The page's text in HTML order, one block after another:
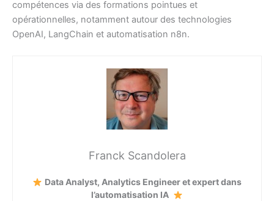
compétences via des formations pointues et
opérationnelles, notamment autour des technologies
OpenAI, LangChain et automatisation n8n.
Franck Scandolera
Data Analyst, Analytics Engineer et expert dans
l’automatisation IA